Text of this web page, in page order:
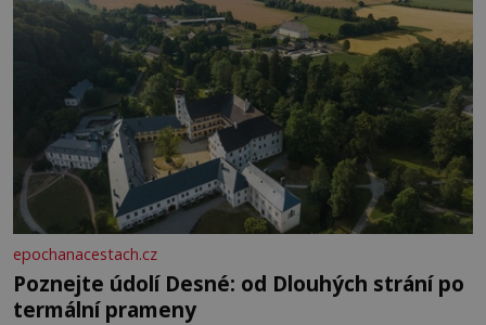
epochanacestach.cz
Poznejte údolí Desné: od Dlouhých strání po
termální prameny